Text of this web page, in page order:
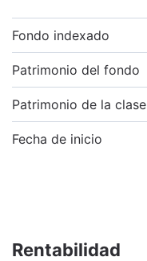
Fondo indexado
Patrimonio del fondo
Patrimonio de la clase
Fecha de inicio
Rentabilidad